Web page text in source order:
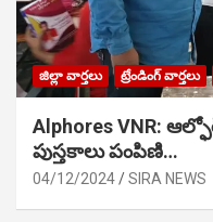
జిల్లా వార్తలు ట్రేండింగ్ వార్తలు
Alphores VNR:
పుస్తకాలు పంపిణి…
04/12/2024 SIRA NEWS